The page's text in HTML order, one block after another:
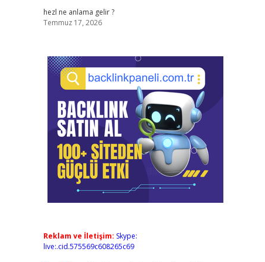
hezl ne anlama gelir ?
Temmuz 17, 2026
Reklam ve İletişim: Skype:
live:.cid.575569c608265c69